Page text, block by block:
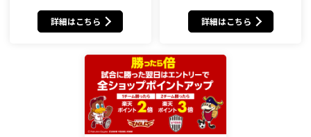
詳細はこちら 詳細はこちら